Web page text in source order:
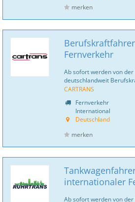
merken
Fernverkehr
Ab sofort werden von der
deutschlandweit
CARTRANS
Fernverkehr
International
Deutschland
merken
internationaler
Ab sofort werden von der